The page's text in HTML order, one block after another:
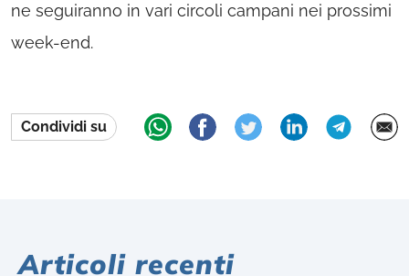
ne seguiranno in vari circoli campani nei prossimi
week-end.
Condividi su
Articoli recenti